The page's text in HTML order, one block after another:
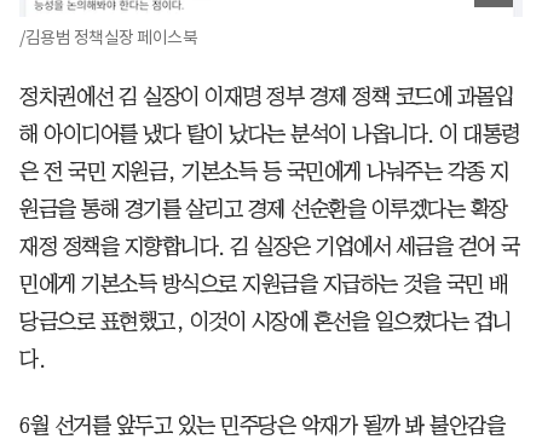
/김용범 정책실장 페이스북
정치권에선 김 실장이 이재명 정부 경제 정책 코드에 과몰입
해 아이디어를 냈다 탈이 났다는 분석이 나옵니다. 이 대통령
은 전 국민 지원금, 기본소득 등 국민에게 나눠주는 각종 지
원금을 통해 경기를 살리고 경제 선순환을 이루겠다는 확장
재정 정책을 지향합니다. 김 실장은 기업에서 세금을 걷어 국
민에게 기본소득 방식으로 지원금을 지급하는 것을 국민 배
당금으로 표현했고, 이것이 시장에 혼선을 일으켰다는 겁니
다.
6월 선거를 앞두고 있는 민주당은 악재가 될까 봐 불안감을